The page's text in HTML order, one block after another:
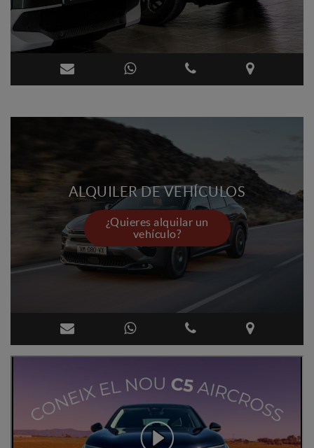
ALQUILER DE VEHÍCULOS
¿Quieres alquilar un
vehículo?